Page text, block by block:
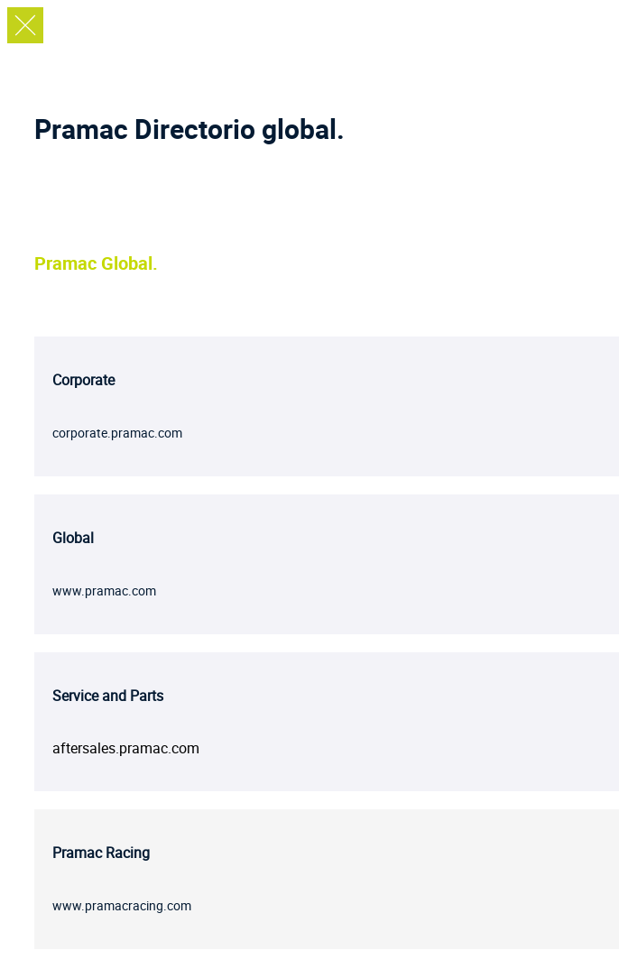
Pramac Directorio global.
Pramac Global.
Corporate
corporate.pramac.com
Global
www.pramac.com
Service and Parts
aftersales.pramac.com
Pramac Racing
www.pramacracing.com